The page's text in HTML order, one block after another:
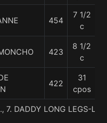
454
7 1/2
c
423
8 1/2
c
422
31
cpos
7. DADDY LONG LEGS-LA